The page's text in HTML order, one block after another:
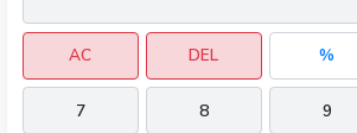
AC DEL %
7 8 9